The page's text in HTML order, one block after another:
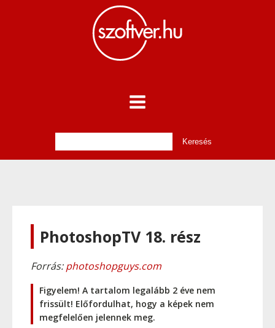
PhotoshopTV 18. rész
Forrás:photoshopguys.com
Figyelem! A tartalom legalább 2 éve nem
frissült! Előfordulhat, hogy a képek nem
megfelelően jelennek meg.